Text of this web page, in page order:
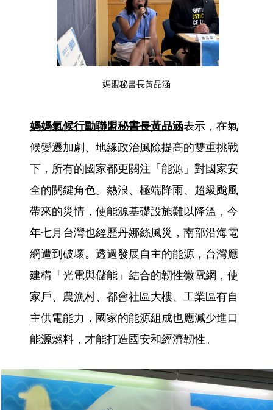
媽盟秘書長黃品涵
媽媽氣候行動聯盟秘書長黃品涵表示，在氣
候變遷加劇、地緣政治風險提高的雙重挑戰
下，所有的國家都更關注「能源」對國家安
全的關鍵角色。熱浪、極端降雨、超級颱風
帶來的災情，使能源基礎設施難以降溫，今
年七月台灣也經歷丹娜絲風災，南部沿海電
網遭到破壞。透過發展自主的能源，台灣應
建構「光電與儲能」結合的韌性微電網，使
家戶、農漁村、都會社區大樓、工業區有自
主供電能力，國家的能源組成也應減少進口
能源燃料，才能打造國安和經濟韌性。